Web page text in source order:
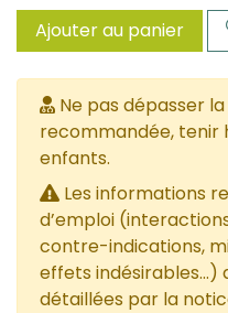
Ajouter au panier
Ne pas dépasser
recommandée, tenir
enfants.
Les informations
d’emploi
contre-indications,
effets indésirables...)
détaillées par la